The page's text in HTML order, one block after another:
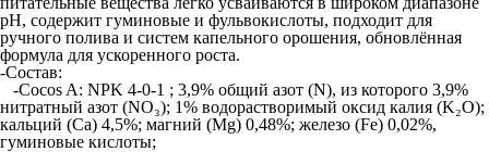
pH, содержит гуминовые и фульвокислоты, подходит для
ручного полива и систем капельного орошения, обновлённая
формула для ускоренного роста.​
-Состав:
-Cocos A: NPK 4-0-1 ; 3,9% общий азот (N), из которого 3,9%
нитратный азот (NO₃); 1% водорастворимый оксид калия (K₂O);
кальций (Ca) 4,5%; магний (Mg) 0,48%; железо (Fe) 0,02%,
гуминовые кислоты;​